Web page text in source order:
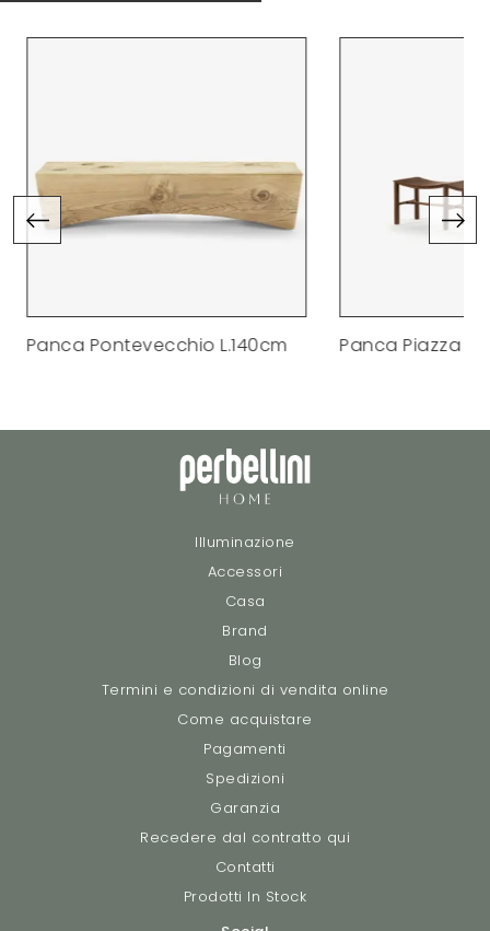
Panca Pontevecchio L.140cm Panca Piazza
Illuminazione
Accessori
Casa
Brand
Blog
Termini e condizioni di vendita online
Come acquistare
Pagamenti
Spedizioni
Garanzia
Recedere dal contratto qui
Contatti
Prodotti In Stock